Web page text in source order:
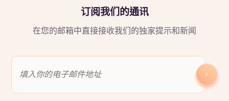
订阅我们的通讯
在您的邮箱中直接接收我们的独家提示和新闻